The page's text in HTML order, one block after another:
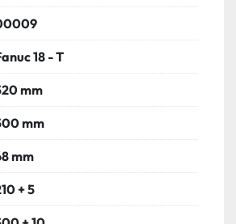
18 - T
mm
mm
mm
+ 5